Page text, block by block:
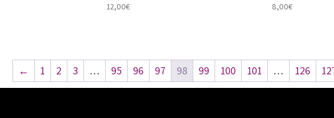
12,00€ 8,00€
← 1 2 3 … 95 96 97 98 99 100 101 … 126